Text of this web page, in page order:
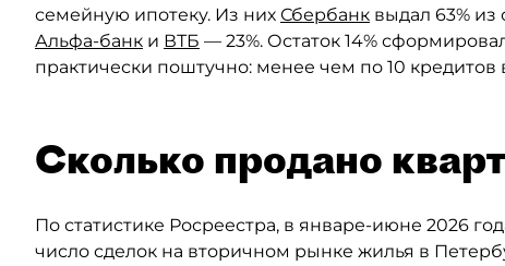
семейную ипотеку. Из них Сбербанк выдал 63% из
Альфа-банк и ВТБ — 23%. Остаток 14%
практически поштучно: менее чем по 10
Сколько продано
По статистике Росреестра, в январе-июне 2026
число сделок на вторичном рынке жилья в